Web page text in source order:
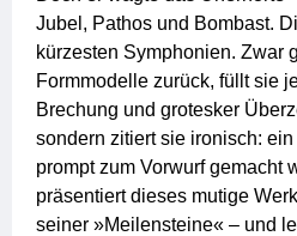
Jubel, Pathos und Bombast.
kürzesten Symphonien. Zwar
Formmodelle zurück, füllt sie
Brechung und grotesker
sondern zitiert sie ironisch:
prompt zum Vorwurf gemacht
präsentiert dieses mutige
seiner »Meilensteine« – und